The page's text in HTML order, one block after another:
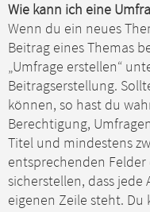
Wie kann ich eine
Wenn du ein neues
Beitrag eines Themas
„Umfrage erstellen“
Beitragserstellung.
können, so hast du
Berechtigung,
Titel und mindestens
entsprechenden
sicherstellen, dass
eigenen Zeile steht.